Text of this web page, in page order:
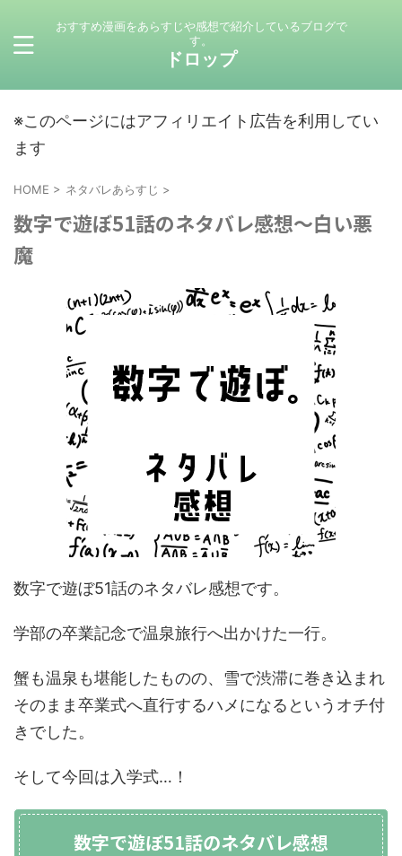
おすすめ漫画をあらすじや感想で紹介しているブログで
す。
ドロップ
※このページにはアフィリエイト広告を利用してい
ます
HOME > ネタバレあらすじ >
数字で遊ぼ51話のネタバレ感想～白い悪
魔
数字で遊ぼ51話のネタバレ感想です。
学部の卒業記念で温泉旅行へ出かけた一行。
蟹も温泉も堪能したものの、雪で渋滞に巻き込まれ
そのまま卒業式へ直行するハメになるというオチ付
きでした。
そして今回は入学式…！
数字で遊ぼ51話のネタバレ感想